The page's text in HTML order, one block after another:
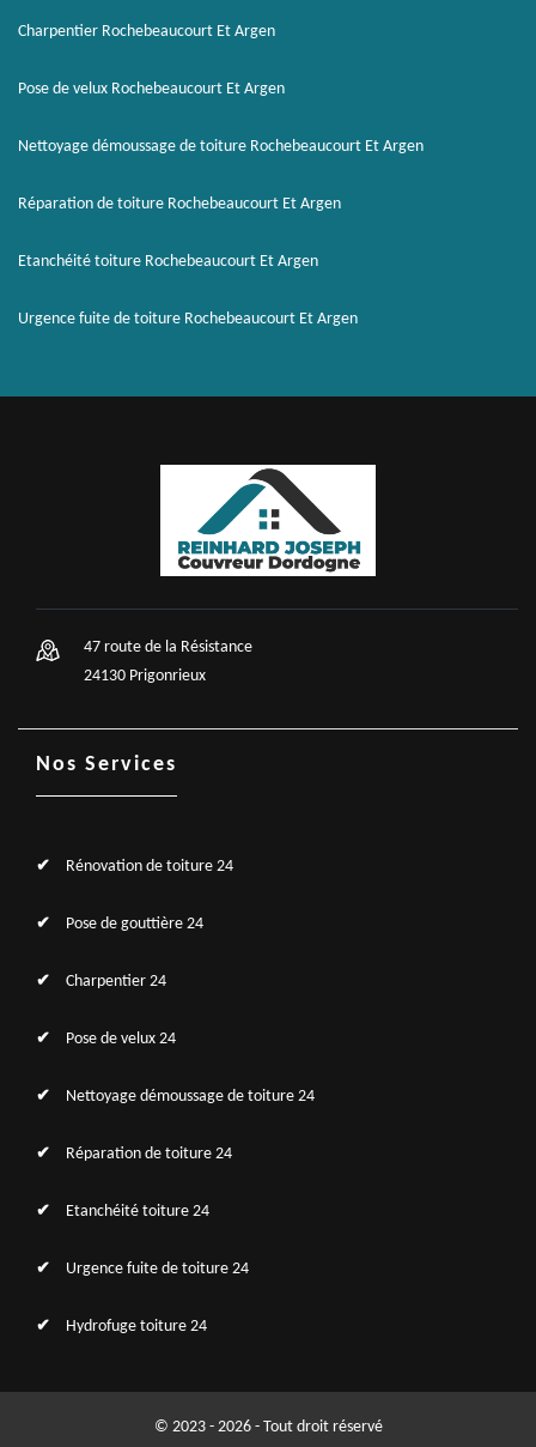
Charpentier Rochebeaucourt Et Argen
Pose de velux Rochebeaucourt Et Argen
Nettoyage démoussage de toiture Rochebeaucourt Et Argen
Réparation de toiture Rochebeaucourt Et Argen
Etanchéité toiture Rochebeaucourt Et Argen
Urgence fuite de toiture Rochebeaucourt Et Argen
47 route de la Résistance
24130 Prigonrieux
Nos Services
Rénovation de toiture 24
Pose de gouttière 24
Charpentier 24
Pose de velux 24
Nettoyage démoussage de toiture 24
Réparation de toiture 24
Etanchéité toiture 24
Urgence fuite de toiture 24
Hydrofuge toiture 24
© 2023 - 2026 - Tout droit réservé